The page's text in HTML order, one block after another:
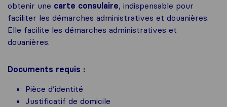
obtenir une carte consulaire, indispensable pour
faciliter les démarches administratives et douanières.
Elle facilite les démarches administratives et
douanières.
Documents requis :
Pièce d’identité
Justificatif de domicile